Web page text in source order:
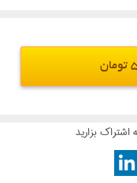
بزارید